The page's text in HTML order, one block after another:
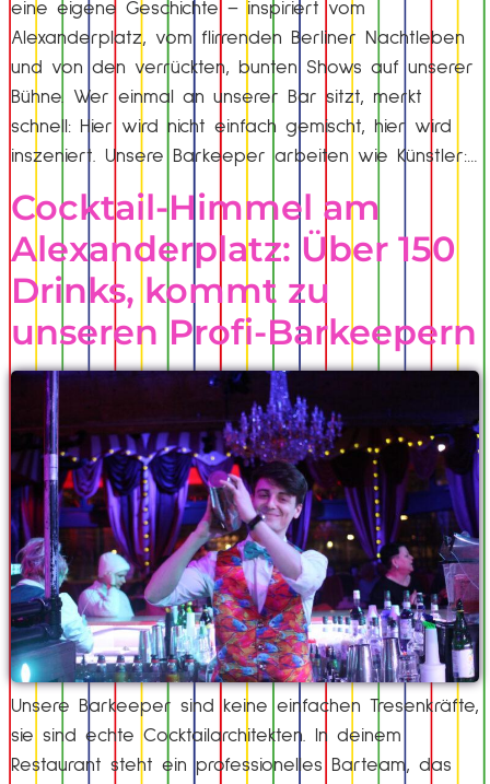
eine eigene Geschichte – inspiriert vom
Alexanderplatz, vom flirrenden Berliner Nachtleben
und von den verrückten, bunten Shows auf unserer
Bühne. Wer einmal an unserer Bar sitzt, merkt
schnell: Hier wird nicht einfach gemischt, hier wird
inszeniert. Unsere Barkeeper arbeiten wie Künstler:…
Cocktail-Himmel am
Alexanderplatz: Über 150
Drinks, kommt zu
unseren Profi-Barkeepern
Unsere Barkeeper sind keine einfachen Tresenkräfte,
sie sind echte Cocktailarchitekten. In deinem
Restaurant steht ein professionelles Barteam, das